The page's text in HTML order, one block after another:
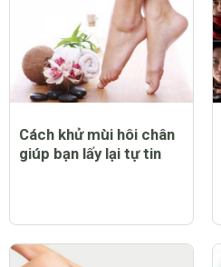
Cách khử mùi hôi chân
giúp bạn lấy lại tự tin